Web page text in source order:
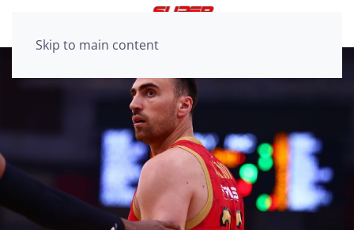
Skip to main content